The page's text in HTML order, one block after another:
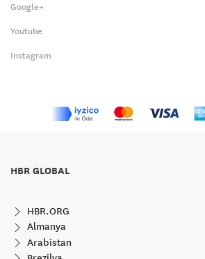
Google+
Youtube
Instagram
HBR GLOBAL
HBR.ORG
Almanya
Arabistan